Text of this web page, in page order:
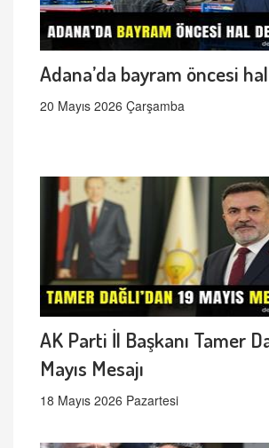
Adana’da bayram öncesi
20 Mayıs 2026 Çarşamba
AK Parti İl Başkanı Tamer
Mayıs Mesajı
18 Mayıs 2026 Pazartesi